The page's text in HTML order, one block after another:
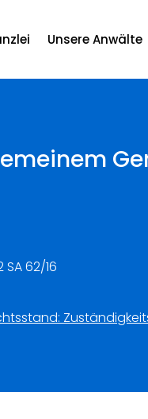
Unsere Anwälte
SA 62/16